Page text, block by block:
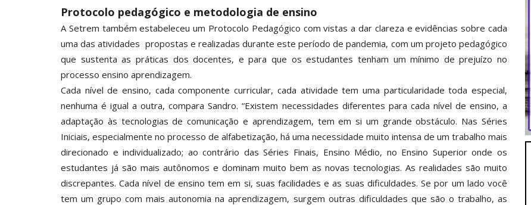
Protocolo pedagógico e metodologia de ensino
A Setrem também estabeleceu um Protocolo Pedagógico com vistas a dar clareza e evidências sobre cada
uma das atividades propostas e realizadas durante este período de pandemia, com um projeto pedagógico
que sustenta as práticas dos docentes, e para que os estudantes tenham um mínimo de prejuízo no
processo ensino aprendizagem.
Cada nível de ensino, cada componente curricular, cada atividade tem uma particularidade toda especial,
nenhuma é igual a outra, compara Sandro. “Existem necessidades diferentes para cada nível de ensino, a
adaptação às tecnologias de comunicação e aprendizagem, tem em si um grande obstáculo. Nas Séries
Iniciais, especialmente no processo de alfabetização, há uma necessidade muito intensa de um trabalho mais
direcionado e individualizado; ao contrário das Séries Finais, Ensino Médio, no Ensino Superior onde os
estudantes já são mais autônomos e dominam muito bem as novas tecnologias. As realidades são muito
discrepantes. Cada nível de ensino tem em si, suas facilidades e as suas dificuldades. Se por um lado você
tem um grupo com mais autonomia na aprendizagem, surgem outras dificuldades que são o trabalho, as